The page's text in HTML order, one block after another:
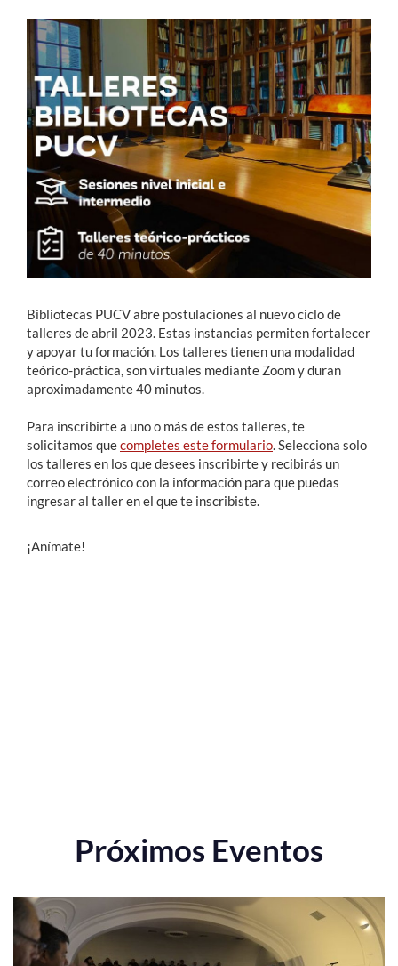
Estudiantes
Académicos
Funcionarios
Alumni
Bibliotecas PUCV abre postulaciones al nuevo ciclo de
talleres de abril 2023. Estas instancias permiten fortalecer
y apoyar tu formación. Los talleres tienen una modalidad
teórico-práctica, son virtuales mediante Zoom y duran
aproximadamente 40 minutos.
Para inscribirte a uno o más de estos talleres, te
solicitamos quecompletes este formulario . Selecciona solo
los talleres en los que desees inscribirte y recibirás un
correo electrónico con la información para que puedas
ingresar al taller en el que te inscribiste.
¡Anímate!
Próximos Eventos